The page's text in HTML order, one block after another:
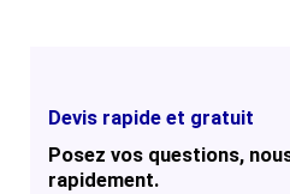
Devis rapide et gratuit
Posez vos questions,
rapidement.